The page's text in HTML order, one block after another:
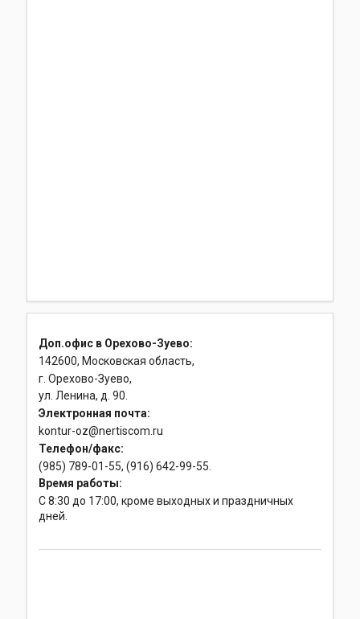
Доп.офис в Орехово-Зуево:
142600, Московская область,
г. Орехово-Зуево,
ул. Ленина, д. 90.
Электронная почта:
kontur-oz@nertiscom.ru
Телефон/факс:
(985) 789-01-55, (916) 642-99-55.
Время работы:
С 8:30 до 17:00, кроме выходных и праздничных
дней.